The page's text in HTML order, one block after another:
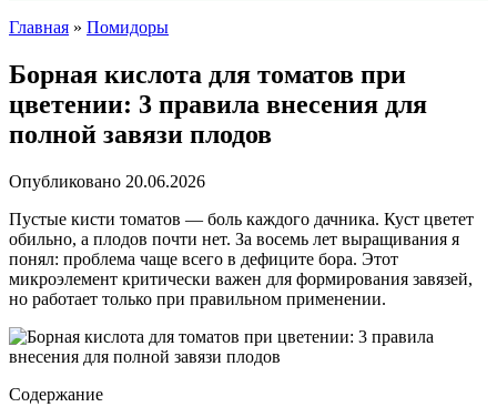
Главная » Помидоры
Борная кислота для томатов при
цветении: 3 правила внесения для
полной завязи плодов
Опубликовано 20.06.2026
Пустые кисти томатов — боль каждого дачника. Куст цветет
обильно, а плодов почти нет. За восемь лет выращивания я
понял: проблема чаще всего в дефиците бора. Этот
микроэлемент критически важен для формирования завязей,
но работает только при правильном применении.
Содержание